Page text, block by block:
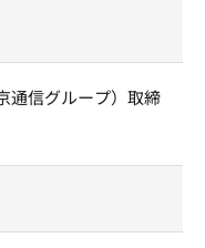
通信グループ）取締